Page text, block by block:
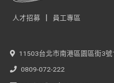
人才招募 | 員工專區
11503台北市南港區園區街3號
0809-072-222